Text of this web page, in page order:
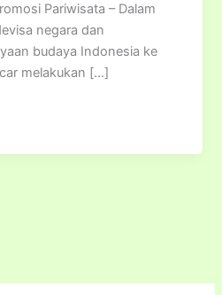
Pariwisata – Dalam
negara dan
budaya Indonesia ke
melakukan […]